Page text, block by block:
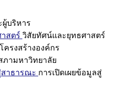
บริหาร
สตร์ วิสัยทัศน์และยุทธศาสตร์
โครงสร้างองค์กร
ภามหาวิทยาลัย
สาธารณะ การเปิดเผยข้อมูลสู่